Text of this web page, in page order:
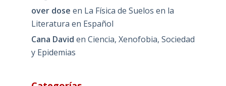
over dose en La Física de Suelos en la
Literatura en Español
Cana David en Ciencia, Xenofobia, Sociedad
y Epidemias